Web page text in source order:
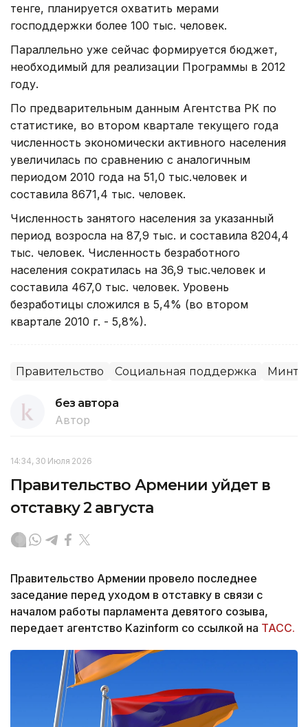
тенге, планируется охватить мерами
господдержки более 100 тыс. человек.
Параллельно уже сейчас формируется бюджет,
необходимый для реализации Программы в 2012
году.
По предварительным данным Агентства РК по
статистике, во втором квартале текущего года
численность экономически активного населения
увеличилась по сравнению с аналогичным
периодом 2010 года на 51,0 тыс.человек и
составила 8671,4 тыс. человек.
Численность занятого населения за указанный
период возросла на 87,9 тыс. и составила 8204,4
тыс. человек. Численность безработного
населения сократилась на 36,9 тыс.человек и
составила 467,0 тыс. человек. Уровень
безработицы сложился в 5,4% (во втором
квартале 2010 г. - 5,8%).
Правительство Социальная поддержка
без автора
Автор
14:34, 30 Июля 2026
Правительство Армении уйдет в
отставку 2 августа
Правительство Армении провело последнее
заседание перед уходом в отставку в связи с
началом работы парламента девятого созыва,
передает агентство Kazinform со ссылкой на ТАСС.